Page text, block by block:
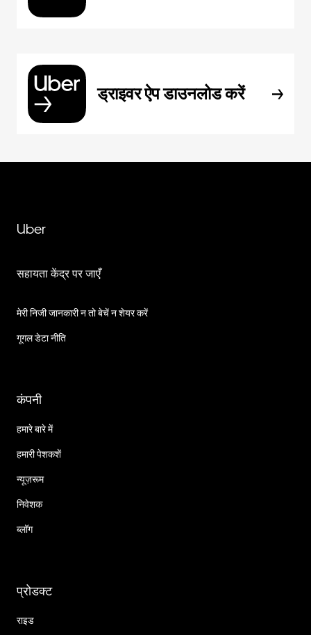
ड्राइवर ऐप डाउनलोड करें
Uber
सहायता केंद्र पर जाएँ
मेरी निजी जानकारी न तो बेचें न शेयर करें
गूगल डेटा नीति
कंपनी
हमारे बारे में
हमारी पेशकशें
न्यूज़रूम
निवेशक
ब्लॉग
प्रोडक्ट
राइड